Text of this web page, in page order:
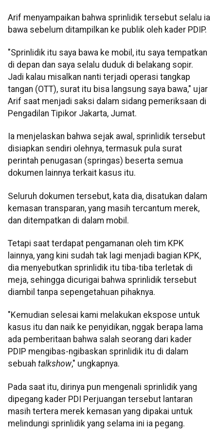
Arif menyampaikan bahwa sprinlidik tersebut selalu ia
bawa sebelum ditampilkan ke publik oleh kader PDIP.
"Sprinlidik itu saya bawa ke mobil, itu saya tempatkan
di depan dan saya selalu duduk di belakang sopir.
Jadi kalau misalkan nanti terjadi operasi tangkap
tangan (OTT), surat itu bisa langsung saya bawa," ujar
Arif saat menjadi saksi dalam sidang pemeriksaan di
Pengadilan Tipikor Jakarta, Jumat.
Ia menjelaskan bahwa sejak awal, sprinlidik tersebut
disiapkan sendiri olehnya, termasuk pula surat
perintah penugasan (springas) beserta semua
dokumen lainnya terkait kasus itu.
Seluruh dokumen tersebut, kata dia, disatukan dalam
kemasan transparan, yang masih tercantum merek,
dan ditempatkan di dalam mobil.
Tetapi saat terdapat pengamanan oleh tim KPK
lainnya, yang kini sudah tak lagi menjadi bagian KPK,
dia menyebutkan sprinlidik itu tiba-tiba terletak di
meja, sehingga dicurigai bahwa sprinlidik tersebut
diambil tanpa sepengetahuan pihaknya.
"Kemudian selesai kami melakukan ekspose untuk
kasus itu dan naik ke penyidikan, nggak berapa lama
ada pemberitaan bahwa salah seorang dari kader
PDIP mengibas-ngibaskan sprinlidik itu di dalam
sebuah talkshow," ungkapnya.
Pada saat itu, dirinya pun mengenali sprinlidik yang
dipegang kader PDI Perjuangan tersebut lantaran
masih tertera merek kemasan yang dipakai untuk
melindungi sprinlidik yang selama ini ia pegang.